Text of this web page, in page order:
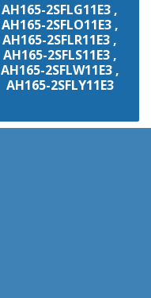
AH165-2SFLG11E3 ,
AH165-2SFLO11E3 ,
AH165-2SFLR11E3 ,
AH165-2SFLS11E3 ,
AH165-2SFLW11E3 ,
AH165-2SFLY11E3